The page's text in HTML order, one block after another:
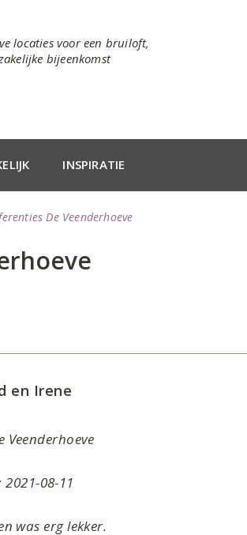
locaties voor een bruiloft,
bijeenkomst
INSPIRATIE
De Veenderhoeve
en Irene
Veenderhoeve
2021-08-11
was erg lekker.